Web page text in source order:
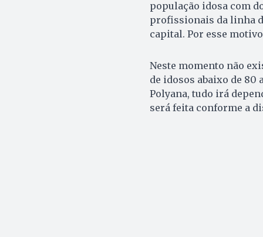
população idosa com
profissionais da linha
capital. Por esse
Neste momento não
de idosos abaixo de 80
Polyana, tudo irá
será feita conforme a